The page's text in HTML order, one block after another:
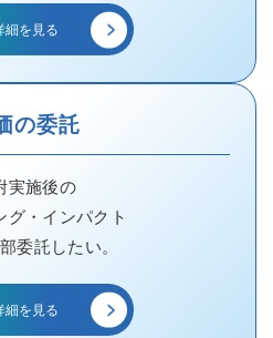
細を見る
の委託
実施後の
グ・インパクト
委託したい。
細を見る